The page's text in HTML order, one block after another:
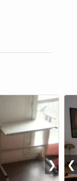
❯ ❮